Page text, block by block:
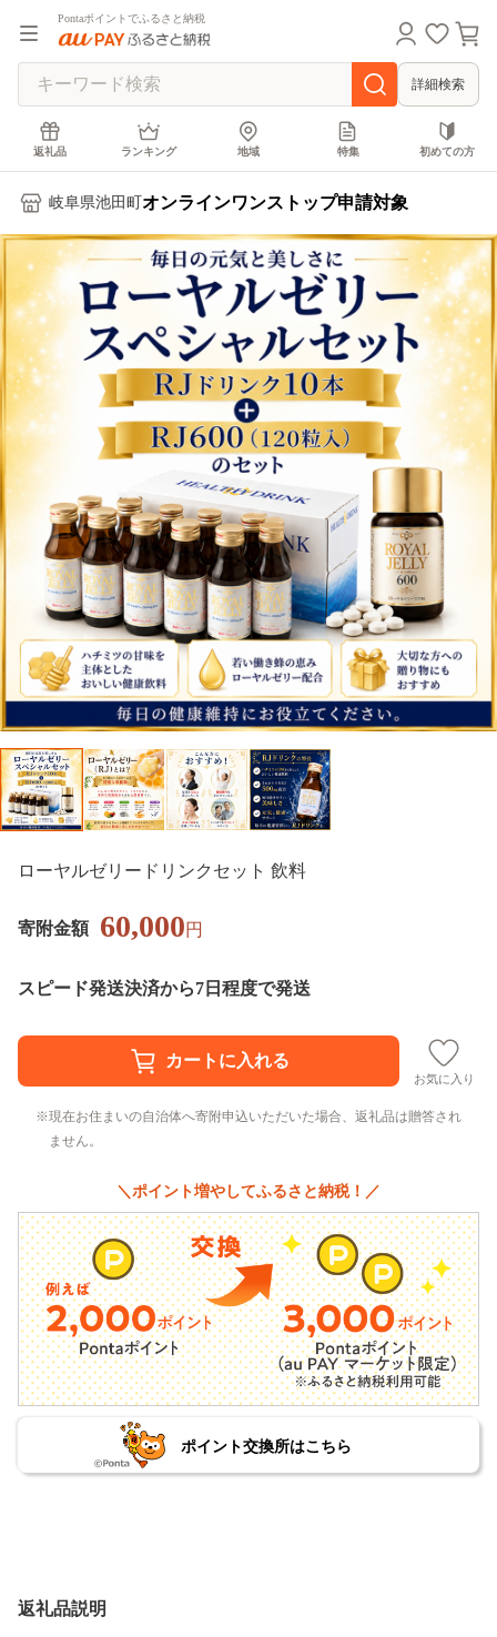
Pontaポイントでふるさと納税
詳細検索
返礼品 ランキング 地域 特集 初めての方
岐阜県池田町 オンラインワンストップ申請対象
ローヤルゼリードリンクセット 飲料
寄附金額 60,000円
スピード発送決済から7日程度で発送
お気に入り
現在お住まいの自治体へ寄附申込いただいた場合、返礼品は贈答され
ません。
＼ポイント増やしてふるさと納税！／
ポイント交換所はこちら
返礼品説明